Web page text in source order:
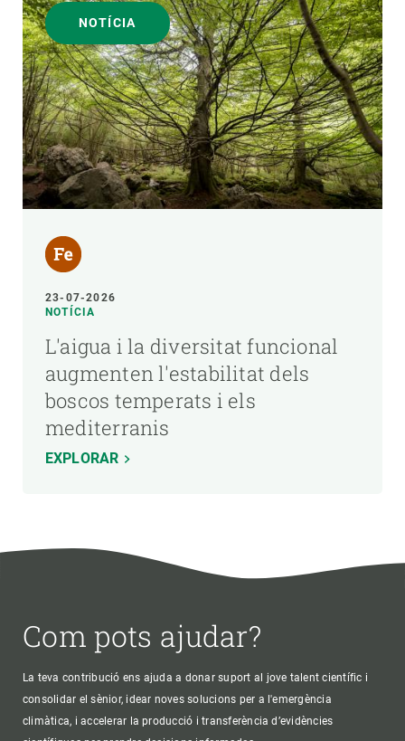
NOTÍCIA
23-07-2026
NOTÍCIA
L'aigua i la diversitat funcional
augmenten l'estabilitat dels
boscos temperats i els
mediterranis
EXPLORAR
Com pots ajudar?
La teva contribució ens ajuda a donar suport al jove talent científic i
consolidar el sènior, idear noves solucions per a l'emergència
climàtica, i accelerar la producció i transferència d’evidències